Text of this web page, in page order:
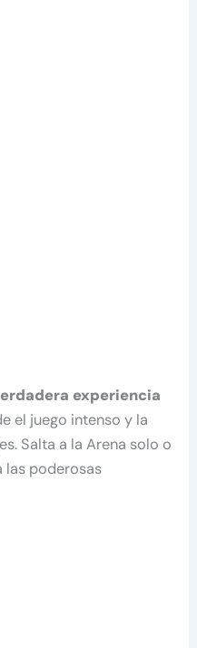
experiencia
el juego intenso y la
Salta a la Arena solo o
las poderosas